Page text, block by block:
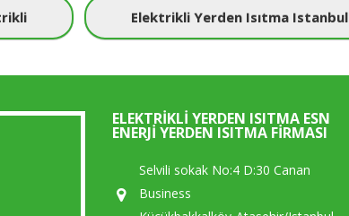
Elektrikli Yerden Isıtma Istanbul
ELEKTRIKLI YERDEN ISITMA ESN
ENERJI YERDEN ISITMA FIRMASI
Selvili sokak No:4 D:30 Canan
Business